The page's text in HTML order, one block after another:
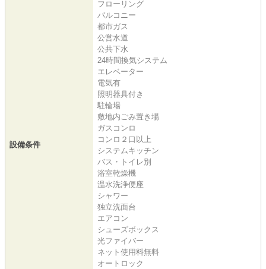
設備条件
フローリング
バルコニー
都市ガス
公営水道
公共下水
24時間換気システム
エレベーター
電気有
照明器具付き
駐輪場
敷地内ごみ置き場
ガスコンロ
コンロ２口以上
システムキッチン
バス・トイレ別
浴室乾燥機
温水洗浄便座
シャワー
独立洗面台
エアコン
シューズボックス
光ファイバー
ネット使用料無料
オートロック